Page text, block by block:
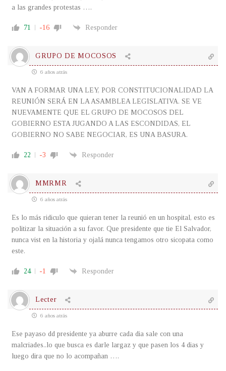
a las grandes protestas ….
71 -16 Responder
GRUPO DE MOCOSOS
6 años atrás
VAN A FORMAR UNA LEY, POR CONSTITUCIONALIDAD LA
REUNIÓN SERÁ EN LA ASAMBLEA LEGISLATIVA. SE VE
NUEVAMENTE QUE EL GRUPO DE MOCOSOS DEL
GOBIERNO ESTA JUGANDO A LAS ESCONDIDAS, EL
GOBIERNO NO SABE NEGOCIAR, ES UNA BASURA.
22 -3 Responder
MMRMR
6 años atrás
Es lo más ridiculo que quieran tener la reunió en un hospital, esto es
politizar la situación a su favor. Que presidente que tie El Salvador,
nunca vist en la historia y ojalá nunca tengamos otro sicopata como
este.
24 -1 Responder
Lecter
6 años atrás
Ese payaso dd presidente ya aburre cada dia sale con una
malcriades..lo que busca es darle largaz y que pasen los 4 dias y
luego dira que no lo acompañan ….